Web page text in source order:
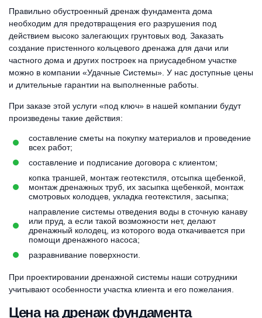
Правильно обустроенный дренаж фундамента дома
необходим для предотвращения его разрушения под
действием высоко залегающих грунтовых вод. Заказать
создание пристенного кольцевого дренажа для дачи или
частного дома и других построек на приусадебном участке
можно в компании «Удачные Системы». У нас доступные цены
и длительные гарантии на выполненные работы.
При заказе этой услуги «под ключ» в нашей компании будут
произведены такие действия:
составление сметы на покупку материалов и проведение
всех работ;
составление и подписание договора с клиентом;
копка траншей, монтаж геотекстиля, отсыпка щебенкой,
монтаж дренажных труб, их засыпка щебенкой, монтаж
смотровых колодцев, укладка геотекстиля, засыпка;
направление системы отведения воды в сточную канаву
или пруд, а если такой возможности нет, делают
дренажный колодец, из которого вода откачивается при
помощи дренажного насоса;
разравнивание поверхности.
При проектировании дренажной системы наши сотрудники
учитывают особенности участка клиента и его пожелания.
Цена на дренаж фундамента